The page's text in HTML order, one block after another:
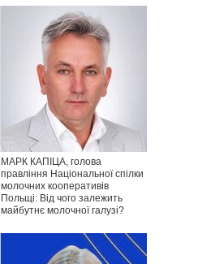
МАРК КАПІЦА, голова
правління Національної спілки
молочних кооперативів
Польщі: Від чого залежить
майбутнє молочної галузі?